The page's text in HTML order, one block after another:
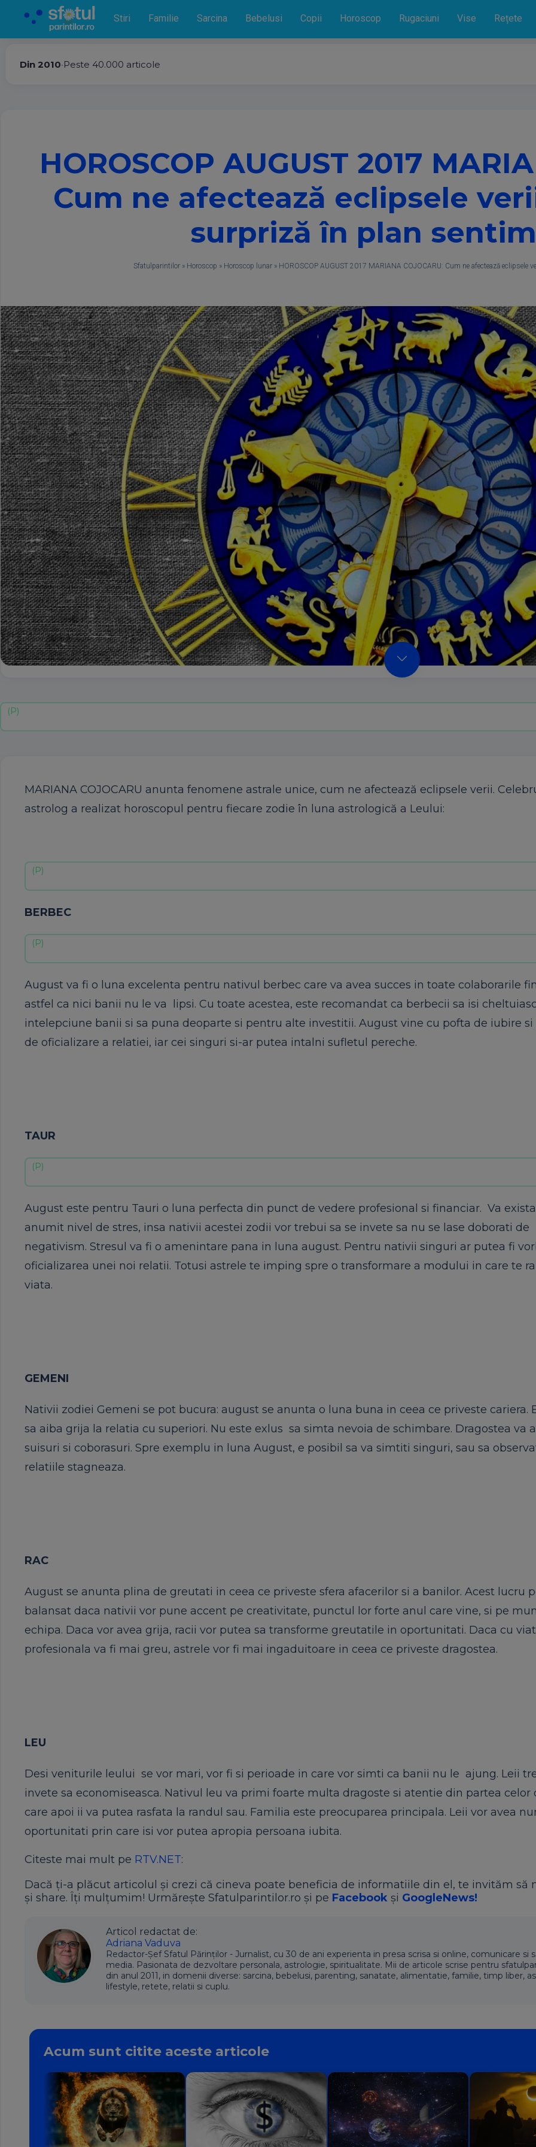
Stiri Familie Sarcina Bebelusi Copii Horoscop Rugaciuni Vise Rețete
Din 2010•Peste 40.000 articole
HOROSCOP AUGUST 2017
Cum ne afectează eclipsele
surpriză în plan
Sfatulparintilor» Horoscop » Horoscop lunar» HOROSCOP AUGUST 2017 MARIANA COJOCARU: Cum ne afectează eclipsele
MARIANA COJOCARU anunta fenomene astrale unice, cum ne afectează eclipsele verii.
astrolog a realizat horoscopul pentru fiecare zodie în luna astrologică a Leului:
BERBEC
August va fi o luna excelenta pentru nativul berbec care va avea succes in toate colaborarile
astfel ca nici banii nu le va lipsi. Cu toate acestea, este recomandat ca berbecii sa isi
intelepciune banii si sa puna deoparte si pentru alte investitii. August vine cu pofta de iubire
de oficializare a relatiei, iar cei singuri si-ar putea intalni sufletul pereche.
TAUR
August este pentru Tauri o luna perfecta din punct de vedere profesional si financiar. Va
anumit nivel de stres, insa nativii acestei zodii vor trebui sa se invete sa nu se lase doborati de
negativism. Stresul va fi o amenintare pana in luna august. Pentru nativii singuri ar putea fi
oficializarea unei noi relatii. Totusi astrele te imping spre o transformare a modului in care te
viata.
GEMENI
Nativii zodiei Gemeni se pot bucura: august se anunta o luna buna in ceea ce priveste cariera.
sa aiba grija la relatia cu superiori. Nu este exlus sa simta nevoia de schimbare. Dragostea va
suisuri si coborasuri. Spre exemplu in luna August, e posibil sa va simtiti singuri, sau sa
relatiile stagneaza.
RAC
August se anunta plina de greutati in ceea ce priveste sfera afacerilor si a banilor. Acest lucru
balansat daca nativii vor pune accent pe creativitate, punctul lor forte anul care vine, si pe
echipa. Daca vor avea grija, racii vor putea sa transforme greutatile in oportunitati. Daca cu
profesionala va fi mai greu, astrele vor fi mai ingaduitoare in ceea ce priveste dragostea.
LEU
Desi veniturile leului se vor mari, vor fi si perioade in care vor simti ca banii nu le ajung. Leii
invete sa economiseasca. Nativul leu va primi foarte multa dragoste si atentie din partea celor
care apoi ii va putea rasfata la randul sau. Familia este preocuparea principala. Leii vor avea
oportunitati prin care isi vor putea apropia persoana iubita.
Citeste mai mult pe RTV.NET:
Dacă ți-a plăcut articolul și crezi că cineva poate beneficia de informatiile din el, te invităm să
și share. Îți mulțumim! Urmărește Sfatulparintilor.ro și pe Facebook și GoogleNews!
Articol redactat de:
Adriana Vaduva
Redactor-Șef Sfatul Părinților - Jurnalist, cu 30 de ani experienta in presa scrisa si online, comunicare si
media. Pasionata de dezvoltare personala, astrologie, spiritualitate. Mii de articole scrise pentru
din anul 2011, in domenii diverse: sarcina, bebelusi, parenting, sanatate, alimentatie, familie, timp liber,
lifestyle, retete, relatii si cuplu.
Acum sunt citite aceste articole